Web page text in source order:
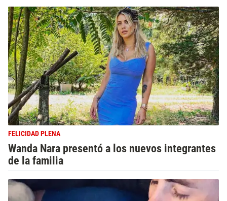
FELICIDAD PLENA
Wanda Nara presentó a los nuevos integrantes
de la familia